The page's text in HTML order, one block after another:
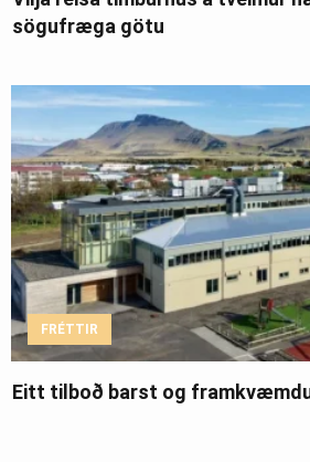
sögufræga götu
FRÉTTIR
Eitt tilboð barst og